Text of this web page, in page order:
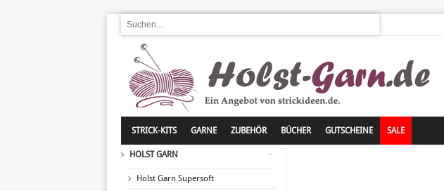
STRICK-KITS GARNE ZUBEHÖR BÜCHER GUTSCHEINE SALE
HOLST GARN
Holst Garn Supersoft